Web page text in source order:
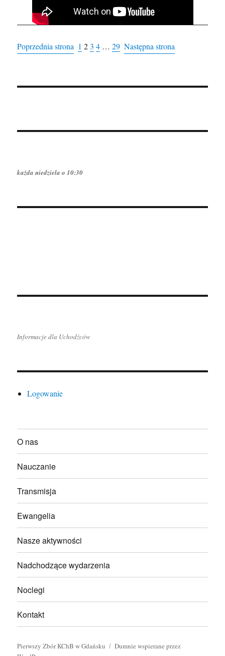
Poprzednia strona 1 2 3 4 … 29 Następna strona
każda niedziela o 10:30
Informacje dla Uchodźców
Logowanie
O nas
Nauczanie
Transmisja
Ewangelia
Nasze aktywności
Nadchodzące wydarzenia
Noclegi
Kontakt
Pierwszy Zbór KChB w Gdańsku
Dumnie wspierane przez